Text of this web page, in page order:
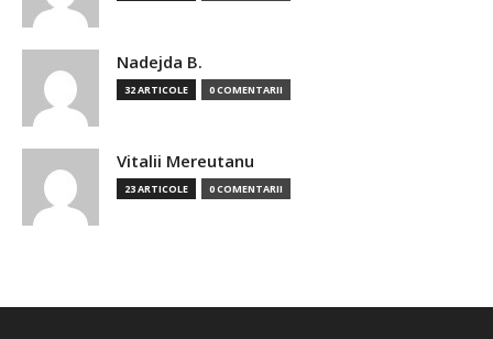
Nadejda B.
32 ARTICOLE 0 COMENTARII
Vitalii Mereutanu
23 ARTICOLE 0 COMENTARII